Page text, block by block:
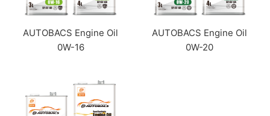
AUTOBACS Engine Oil
0W-16
AUTOBACS Engine Oil
0W-20